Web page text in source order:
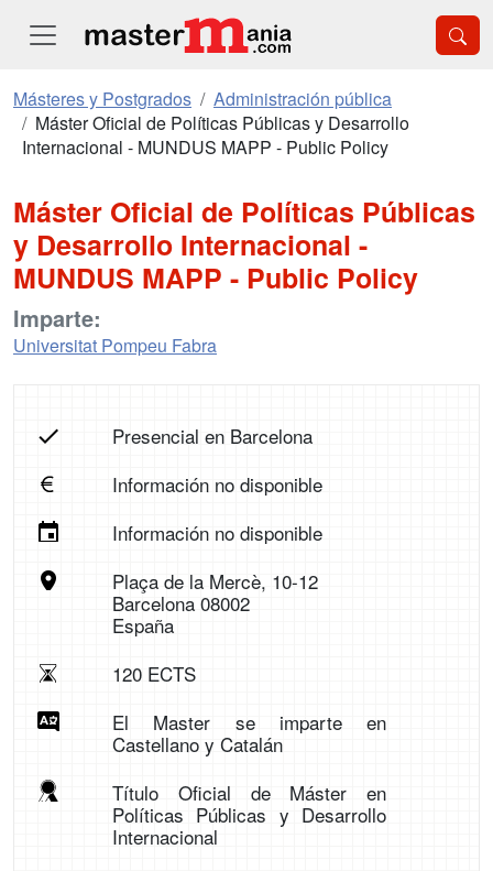
Másteres y Postgrados
Administración pública
Máster Oficial de Políticas Públicas y Desarrollo
Internacional - MUNDUS MAPP - Public Policy
Máster Oficial de Políticas Públicas
y Desarrollo Internacional -
MUNDUS MAPP - Public Policy
Imparte:
Universitat Pompeu Fabra
Presencial en Barcelona
Información no disponible
Información no disponible
Plaça de la Mercè, 10-12
Barcelona 08002
España
120 ECTS
El Master se imparte en
Castellano y Catalán
Título Oficial de Máster en
Políticas Públicas y Desarrollo
Internacional